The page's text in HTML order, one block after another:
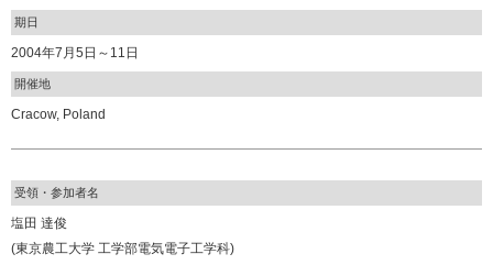
期日
2004年7月5日～11日
開催地
Cracow, Poland
受領・参加者名
塩田 達俊
(東京農工大学 工学部電気電子工学科)